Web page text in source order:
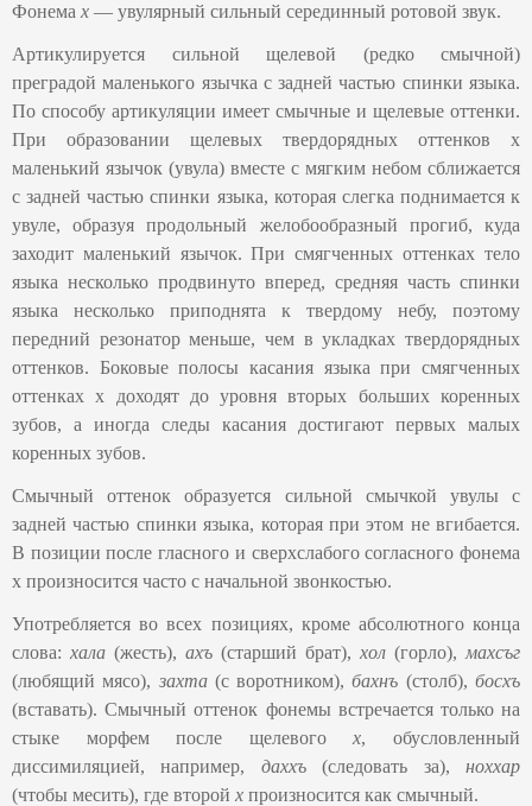
Фонема х — увулярный сильный серединный ротовой звук.
Артикулируется сильной щелевой (редко смычной)
преградой маленького язычка с задней частью спинки языка.
По способу артикуляции имеет смычные и щелевые оттенки.
При образовании щелевых твердорядных оттенков х
маленький язычок (увула) вместе с мягким небом сближается
с задней частью спинки языка, которая слегка поднимается к
увуле, образуя продольный желобообразный прогиб, куда
заходит маленький язычок. При смягченных оттенках тело
языка несколько продвинуто вперед, средняя часть спинки
языка несколько приподнята к твердому небу, поэтому
передний резонатор меньше, чем в укладках твердорядных
оттенков. Боковые полосы касания языка при смягченных
оттенках х доходят до уровня вторых больших коренных
зубов, а иногда следы касания достигают первых малых
коренных зубов.
Смычный оттенок образуется сильной смычкой увулы с
задней частью спинки языка, которая при этом не вгибается.
В позиции после гласного и сверхслабого согласного фонема
х произносится часто с начальной звонкостью.
Употребляется во всех позициях, кроме абсолютного конца
слова: хала (жесть), ахъ (старший брат), хол (горло), махсъг
(любящий мясо), захта (с воротником),бахнъ (столб),босхъ
(вставать). Смычный оттенок фонемы встречается только на
стыке морфем после щелевогох, обусловленный
диссимиляцией, например, даххъ(следовать за),ноххар
(чтобы месить), где второй х произносится как смычный.